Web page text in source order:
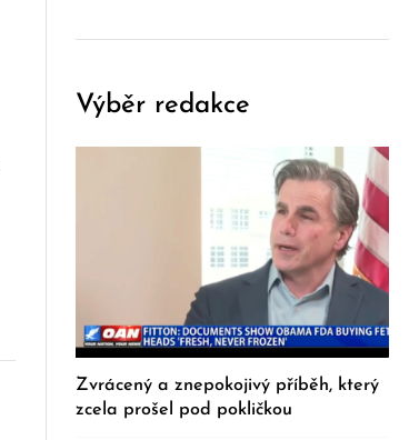
Výběr redakce
Zvrácený a znepokojivý příběh, který
zcela prošel pod pokličkou